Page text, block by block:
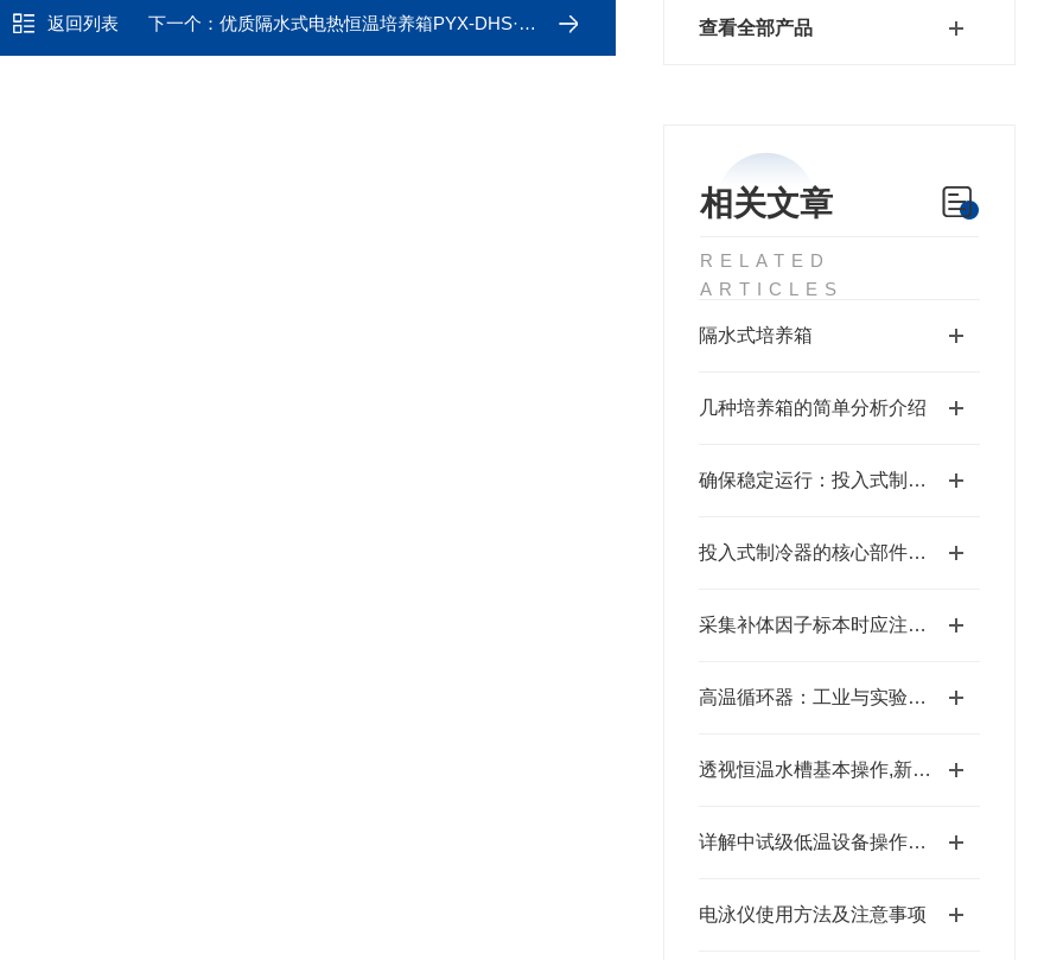
查看全部产品
相关文章
RELATED
ARTICLES
隔水式培养箱
几种培养箱的简单分析介绍
确保稳定运行：投入式制冷器的维护、清洁与故障处理
投入式制冷器的核心部件：浸入式冷却头的材质与设计特点
采集补体因子标本时应注意哪几点？
高温循环器：工业与实验室的高温控温设备​
透视恒温水槽基本操作,新手不得不看
详解中试级低温设备操作流程，让你从新手到熟练工
电泳仪使用方法及注意事项
返回列表 下一个： 优质隔水式电热恒温培养箱PYX-DHS·600-BS*，售后有保障